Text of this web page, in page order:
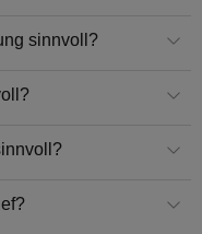
sinnvoll?